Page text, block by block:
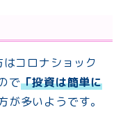
コロナショック
で「投資は簡単に
が多いようです。